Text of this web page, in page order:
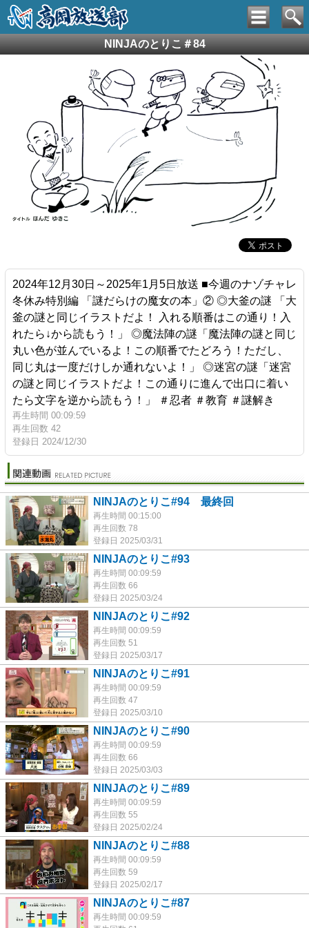
NINJAのとりこ＃84
2024年12月30日～2025年1月5日放送 ■今週のナゾチャレ
冬休み特別編 「謎だらけの魔女の本」② ◎大釜の謎 「大
釜の謎と同じイラストだよ！ 入れる順番はこの通り！入
れたら↓から読もう！」 ◎魔法陣の謎「魔法陣の謎と同じ
丸い色が並んでいるよ！この順番でたどろう！ただし、
同じ丸は一度だけしか通れないよ！」 ◎迷宮の謎「迷宮
の謎と同じイラストだよ！この通りに進んで出口に着い
たら文字を逆から読もう！」 ＃忍者 ＃教育 ＃謎解き
再生時間 00:09:59
再生回数 42
登録日 2024/12/30
NINJAのとりこ#94 最終回
再生時間 00:15:00
再生回数 78
登録日 2025/03/31
NINJAのとりこ#93
再生時間 00:09:59
再生回数 66
登録日 2025/03/24
NINJAのとりこ#92
再生時間 00:09:59
再生回数 51
登録日 2025/03/17
NINJAのとりこ#91
再生時間 00:09:59
再生回数 47
登録日 2025/03/10
NINJAのとりこ#90
再生時間 00:09:59
再生回数 66
登録日 2025/03/03
NINJAのとりこ#89
再生時間 00:09:59
再生回数 55
登録日 2025/02/24
NINJAのとりこ#88
再生時間 00:09:59
再生回数 59
登録日 2025/02/17
NINJAのとりこ#87
再生時間 00:09:59